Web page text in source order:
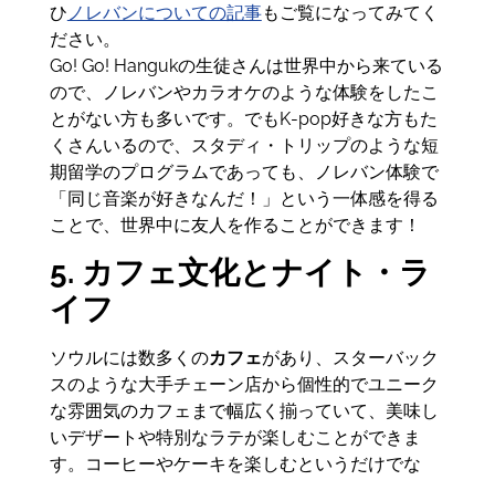
ひ ノレバンについての記事もご覧になってみてく
ださい。
Go! Go! Hangukの生徒さんは世界中から来ている
ので、ノレバンやカラオケのような体験をしたこ
とがない方も多いです。でもK-pop好きな方もた
くさんいるので、スタディ・トリップのような短
期留学のプログラムであっても、ノレバン体験で
「同じ音楽が好きなんだ！」という一体感を得る
ことで、世界中に友人を作ることができます！
5. カフェ文化とナイト・ラ
イフ
ソウルには数多くのカフェがあり、スターバック
スのような大手チェーン店から個性的でユニーク
な雰囲気のカフェまで幅広く揃っていて、美味し
いデザートや特別なラテが楽しむことができま
す。コーヒーやケーキを楽しむというだけでな